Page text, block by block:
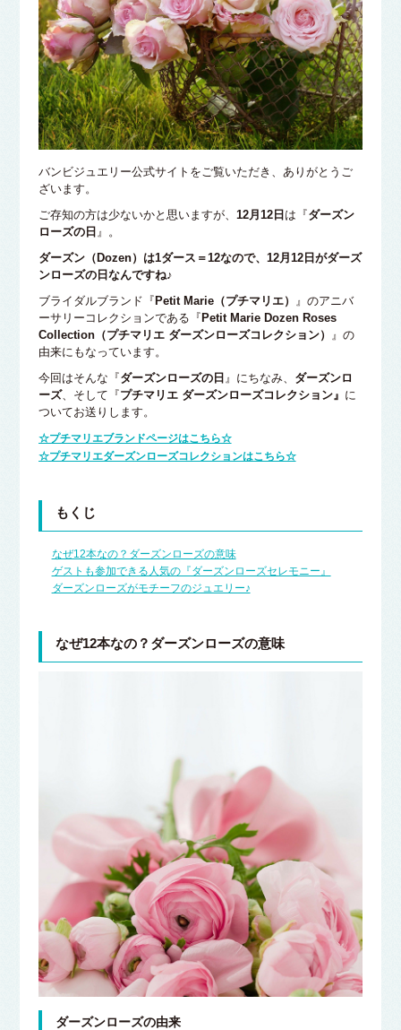
バンビジュエリー公式サイトをご覧いただき、ありがとうご
ざいます。
ご存知の方は少ないかと思いますが、 12月12日 は『ダーズン
ローズの日 』。
ダーズン（Dozen）は1ダース＝12なので、12月12日がダーズ
ンローズの日なんですね♪
ブライダルブランド『 Petit Marie（プチマリエ）
』のアニバ
ーサリーコレクションである『 Petit Marie Dozen Roses
Collection（プチマリエ ダーズンローズコレクション）
』の
由来にもなっています。
今回はそんな『ダーズンローズの日 』にちなみ、 ダーズンロ
ーズ、そして『プチマリエ ダーズンローズコレクション』 に
ついてお送りします。
☆プチマリエブランドページはこちら☆
☆プチマリエダーズンローズコレクションはこちら☆
もくじ
なぜ12本なの？ダーズンローズの意味
ゲストも参加できる人気の『ダーズンローズセレモニー』
ダーズンローズがモチーフのジュエリー♪
なぜ12本なの？ダーズンローズの意味
ダーズンローズの由来